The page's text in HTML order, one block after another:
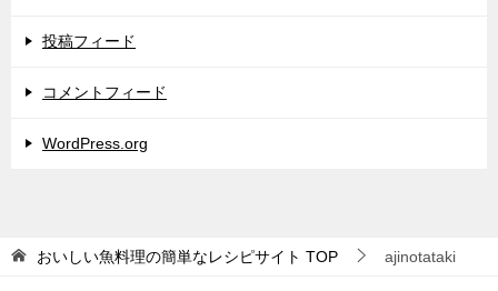
投稿フィード
コメントフィード
WordPress.org
おいしい魚料理の簡単なレシピサイト TOP ajinotataki